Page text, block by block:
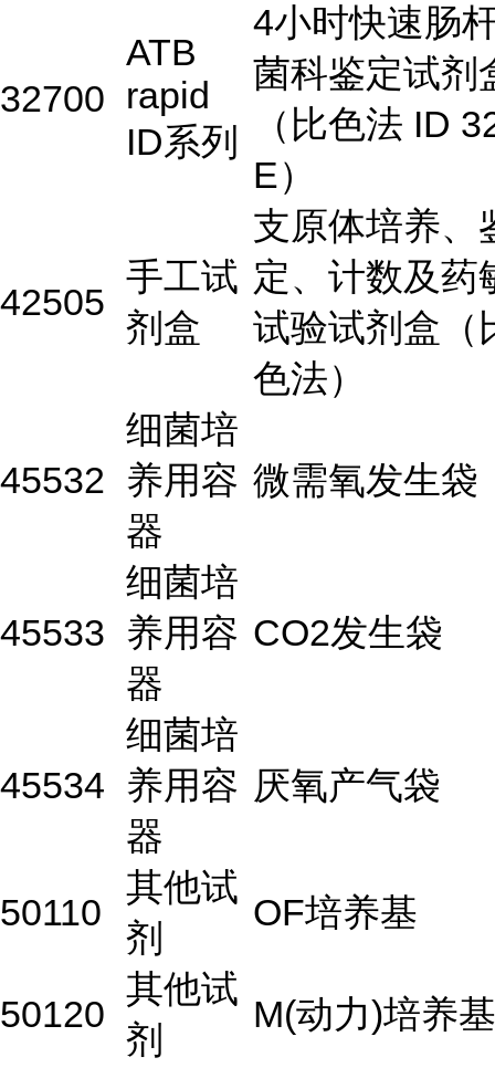
32700
ATB
rapid
ID系列
4小时快速肠
菌科鉴定试剂
（比色法 ID
E）
42505
手工试
剂盒
支原体培养、
定、计数及药
试验试剂盒（
色法）
45532
细菌培
养用容
器
微需氧发生袋
45533
细菌培
养用容
器
CO2发生袋
45534
细菌培
养用容
器
厌氧产气袋
50110
其他试
剂
OF培养基
50120
其他试
剂
M(动力)培养基